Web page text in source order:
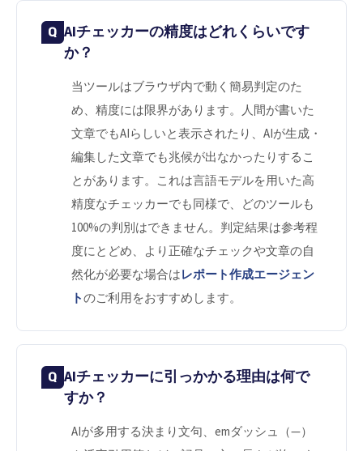
AIチェッカーの精度はどれくらいです
か？
当ツールはブラウザ内で動く簡易判定のた
め、精度には限界があります。人間が書いた
文章でもAIらしいと表示されたり、AIが生成・
編集した文章でも兆候が出なかったりするこ
とがあります。これは言語モデルを用いた高
精度なチェッカーでも同様で、どのツールも
100%の判別はできません。判定結果は参考程
度にとどめ、より正確なチェックや文章の自
然化が必要な場合はレポート作成エージェン
トのご利用をおすすめします。
AIチェッカーに引っかかる理由は何で
すか？
AIが多用する決まり文句、emダッシュ（—）